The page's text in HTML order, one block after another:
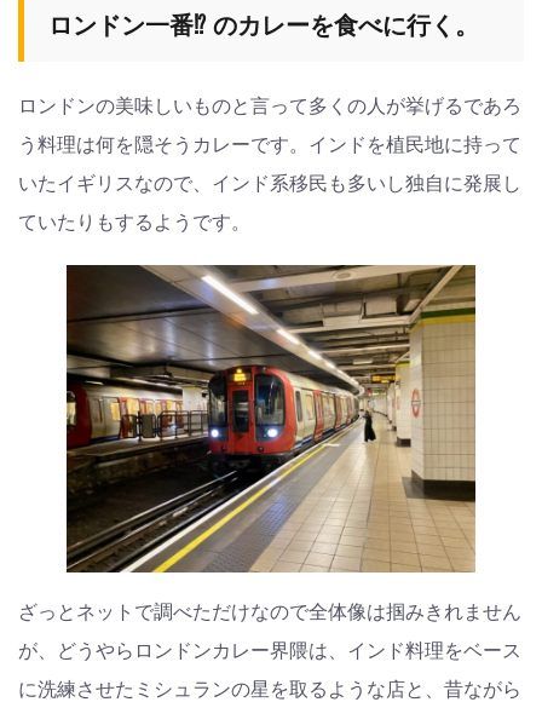
ロンドン一番⁉︎ のカレーを食べに行く。
ロンドンの美味しいものと言って多くの人が挙げるであろ
う料理は何を隠そうカレーです。インドを植民地に持って
いたイギリスなので、インド系移民も多いし独自に発展し
ていたりもするようです。
ざっとネットで調べただけなので全体像は掴みきれません
が、どうやらロンドンカレー界隈は、インド料理をベース
に洗練させたミシュランの星を取るような店と、昔ながら